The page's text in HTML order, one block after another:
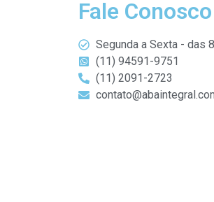
Fale Conosco
Segunda a Sexta - das
(11) 94591-9751
(11) 2091-2723